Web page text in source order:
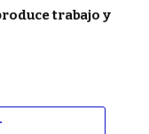
trabajo y